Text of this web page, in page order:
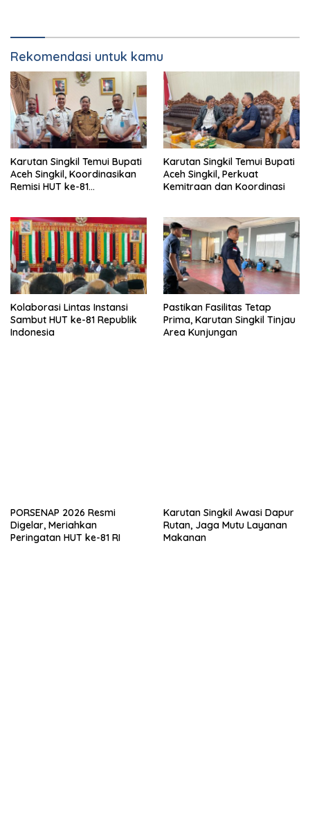
Rekomendasi untuk kamu
Karutan Singkil Temui Bupati
Aceh Singkil, Koordinasikan
Remisi HUT ke-81
Karutan Singkil Temui Bupati
Aceh Singkil, Perkuat
Kemitraan dan Koordinasi
Kolaborasi Lintas Instansi
Sambut HUT ke-81 Republik
Indonesia
Pastikan Fasilitas Tetap
Prima, Karutan Singkil Tinjau
Area Kunjungan